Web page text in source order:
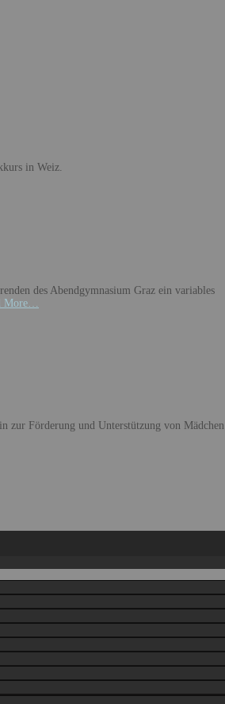
in Weiz.
des Abendgymnasium Graz ein variables
More…
Förderung und Unterstützung von Mädchen